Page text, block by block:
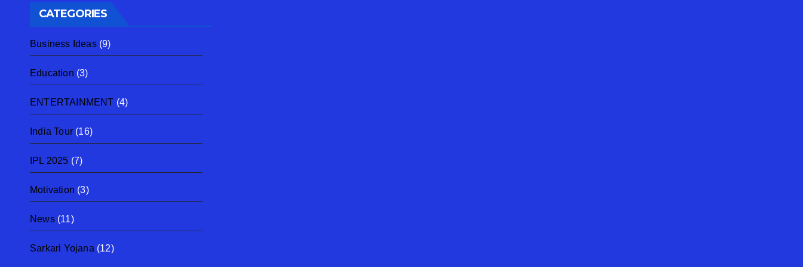
CATEGORIES
Business Ideas(9)
Education (3)
ENTERTAINMENT (4)
India Tour (16)
IPL 2025 (7)
Motivation (3)
News(11)
Sarkari Yojana (12)